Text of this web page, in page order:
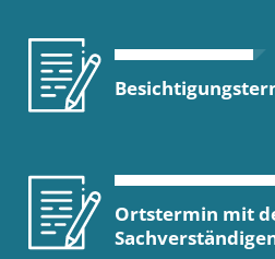
Ortstermin mit